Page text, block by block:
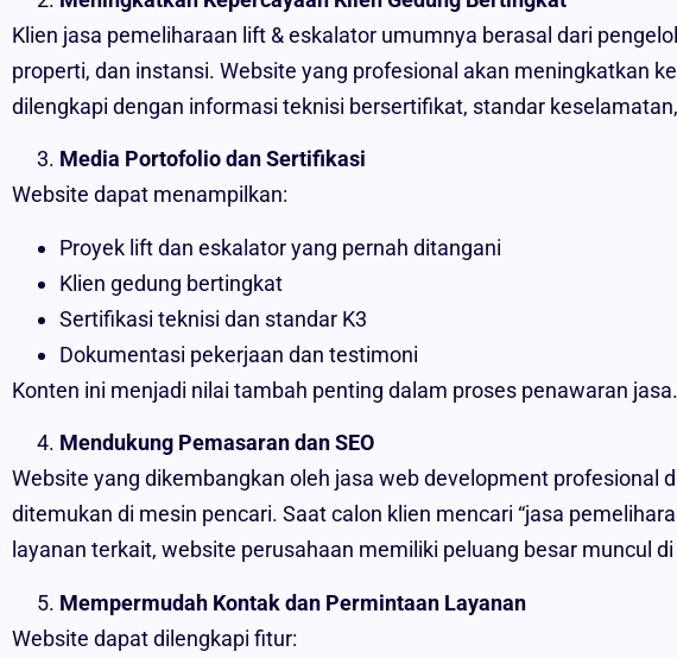
Klien jasa pemeliharaan lift & eskalator umumnya berasal dari
properti, dan instansi. Website yang profesional akan meningkatkan
dilengkapi dengan informasi teknisi bersertifikat, standar
Media Portofolio dan Sertifikasi
Website dapat menampilkan:
Proyek lift dan eskalator yang pernah ditangani
Klien gedung bertingkat
Sertifikasi teknisi dan standar K3
Dokumentasi pekerjaan dan testimoni
Konten ini menjadi nilai tambah penting dalam proses penawaran jasa.
Mendukung Pemasaran dan SEO
Website yang dikembangkan oleh jasa web development profesional
ditemukan di mesin pencari. Saat calon klien mencari “jasa
layanan terkait, website perusahaan memiliki peluang besar muncul
Mempermudah Kontak dan Permintaan Layanan
Website dapat dilengkapi fitur: